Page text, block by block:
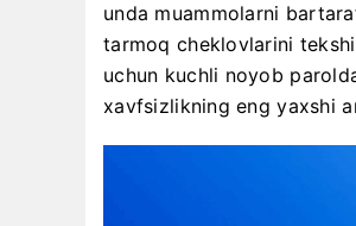
unda muammolarni
tarmoq cheklovlarini
uchun kuchli noyob
xavfsizlikning eng yaxshi